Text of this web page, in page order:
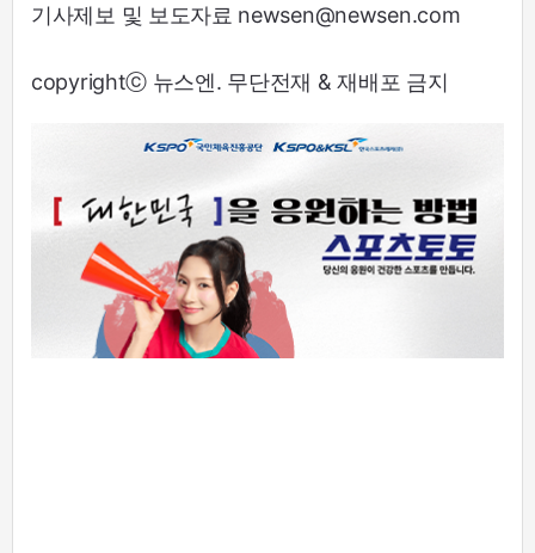
기사제보 및 보도자료 newsen@newsen.com
copyrightⓒ 뉴스엔. 무단전재 & 재배포 금지